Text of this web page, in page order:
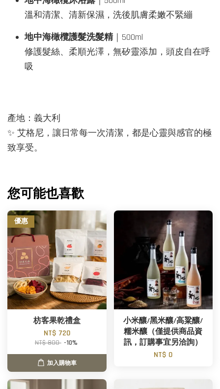
溫和清潔、清新保濕，洗後肌膚柔嫩不緊繃
地中海橄欖護髮洗髮精｜500ml
修護髮絲、柔順光澤，無矽靈添加，頭皮自在呼
吸
產地：義大利
✨ 艾格尼，讓日常每一次清潔，都是心靈與感官的極
致享受。
您可能也喜歡
優惠
枋客果乾禮盒
NT$ 720
NT$ 800 -10%
加入購物車
小米釀/黑米釀/高粱釀/
糯米釀（僅提供商品資
訊，訂購事宜另洽詢）
NT$ 0